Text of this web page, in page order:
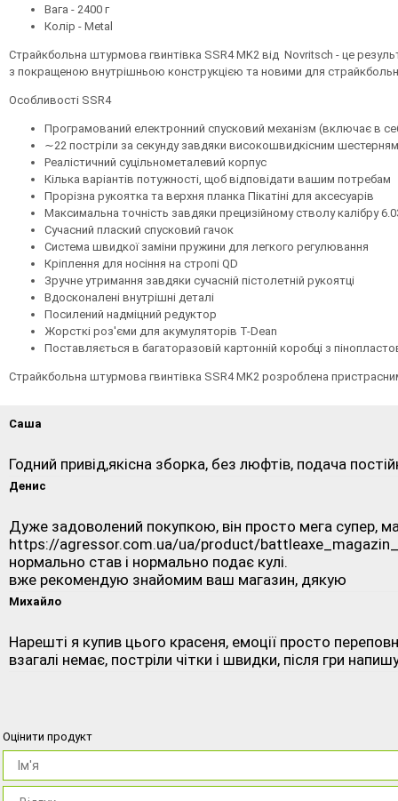
Вага - 2400 г
Колір - Metal
Страйкбольна штурмова гвинтівка SSR4 MK2 від Novritsch - це
з покращеною внутрішньою конструкцією та новими для
Особливості SSR4
Програмований електронний спусковий механізм (включає в
∼22 постріли за секунду завдяки високошвидкісним
Реалістичний суцільнометалевий корпус
Кілька варіантів потужності, щоб відповідати вашим потребам
Прорізна рукоятка та верхня планка Пікатіні для аксесуарів
Максимальна точність завдяки прецизійному стволу калібру
Сучасний плаский спусковий гачок
Система швидкої заміни пружини для легкого регулювання
Кріплення для носіння на стропі QD
Зручне утримання завдяки сучасній пістолетній рукоятці
Вдосконалені внутрішні деталі
Посилений надміцний редуктор
Жорсткі роз'єми для акумуляторів T-Dean
Поставляється в багаторазовій картонній коробці з
Страйкбольна штурмова гвинтівка SSR4 MK2 розроблена
Саша
Годний привід,якісна зборка, без люфтів, подача
Денис
Дуже задоволений покупкою, він просто мега супер,
https://agressor.com.ua/ua/product/
нормально став і нормально подає кулі.
вже рекомендую знайомим ваш магазин, дякую
Михайло
Нарешті я купив цього красеня, емоції просто
взагалі немає, постріли чітки і швидки, після гри
Оцінити продукт